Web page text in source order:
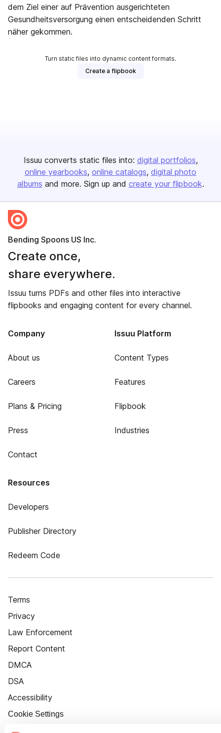
dem Ziel einer auf Prävention ausgerichteten
Gesundheitsversorgung einen entscheidenden Schritt
näher gekommen.
Turn static files into dynamic content formats.
Create a flipbook
Issuu converts static files into: digital portfolios
online yearbooks online catalogs digital photo
albums and more. Sign up and create your flipbook.
Bending Spoons US Inc.
Create once,
share everywhere.
Issuu turns PDFs and other files into interactive
flipbooks and engaging content for every channel.
Company
About us
Careers
Plans & Pricing
Press
Contact
Issuu Platform
Content Types
Features
Flipbook
Industries
Resources
Developers
Publisher Directory
Redeem Code
Terms
Privacy
Law Enforcement
Report Content
DMCA
DSA
Accessibility
Cookie Settings